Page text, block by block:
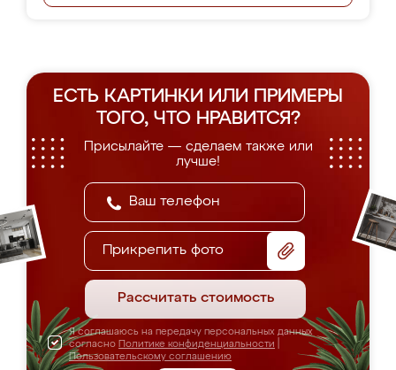
ЕСТЬ КАРТИНКИ ИЛИ ПРИМЕРЫ
ТОГО, ЧТО НРАВИТСЯ?
Присылайте — сделаем также или
лучше!
Прикрепить фото
Рассчитать стоимость
Я соглашаюсь на передачу персональных данных
согласно Политике конфиденциальности
Пользовательскому соглашению